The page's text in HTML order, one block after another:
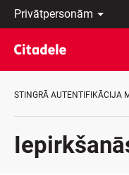
Privātpersonām
Uzņēmumiem
Private
Banking
Par
C
lv
Latviski
По-
русски
In
STINGRĀ AUTENTIFIKĀCIJA